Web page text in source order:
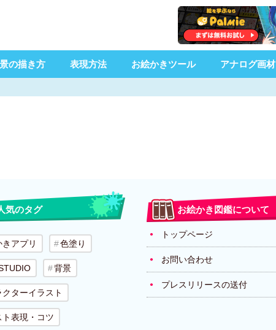
の描き方 表現方法 お絵かきツール アナログ画材
気のタグ
アプリ 色塗り
背景
ターイラスト
ト表現・コツ
お絵かき図鑑について
トップページ
お問い合わせ
プレスリリースの送付